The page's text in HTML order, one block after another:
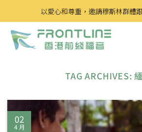
to
content
以愛心和尊重，邀請穆斯林群體
TAG ARCHIVES:
02
4 月